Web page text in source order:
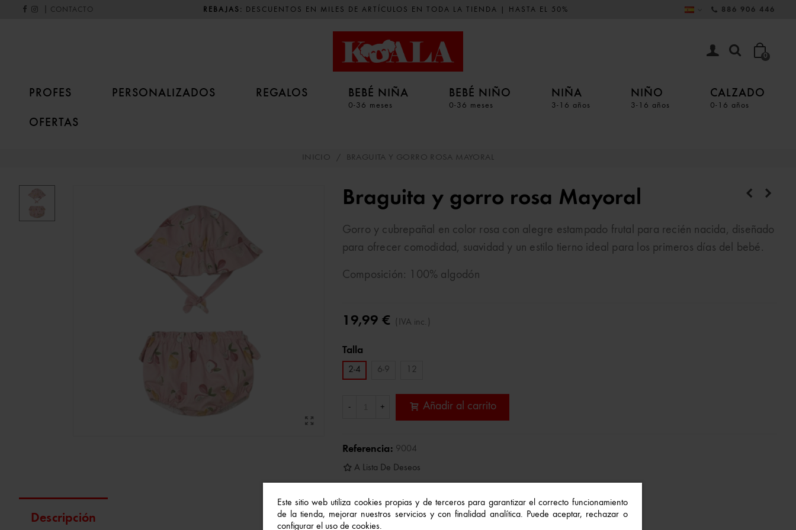
Este sitio web utiliza cookies propias y de terceros para garantizar el correcto funcionamiento
de la tienda, mejorar nuestros servicios y con finalidad analítica. Puede aceptar, rechazar o
configurar el uso de cookies.
CONTACTO REBAJAS: DESCUENTOS EN MILES DE ARTÍCULOS EN TODA LA TIENDA | HASTA EL 50% 886 906 446
0
PROFES PERSONALIZADOS REGALOS BEBÉ NIÑA
0-36 meses
BEBÉ NIÑO
0-36 meses
NIÑA
3-16 años
NIÑO
3-16 años
CALZADO
0-16 años
OFERTAS
INICIO / BRAGUITA Y GORRO ROSA MAYORAL
Braguita y gorro rosa Mayoral
Gorro y cubrepañal en color rosa con alegre estampado frutal para recién nacida, diseñado
para ofrecer comodidad, suavidad y un estilo tierno ideal para los primeros días del bebé.
Composición: 100% algodón
19,99 € (IVA inc.)
Talla
2-4 6-9 12
- + Añadir al carrito
Referencia: 9004
A Lista De Deseos
Descripción